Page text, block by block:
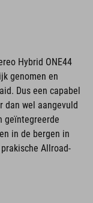
Hybrid ONE44
genomen en
Dus een capabel
dan wel aangevuld
geïntegreerde
in de bergen in
Allroad-